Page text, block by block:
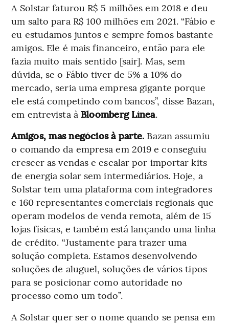
A Solstar faturou R$ 5 milhões em 2018 e deu
um salto para R$ 100 milhões em 2021. “Fábio e
eu estudamos juntos e sempre fomos bastante
amigos. Ele é mais financeiro, então para ele
fazia muito mais sentido [sair]. Mas, sem
dúvida, se o Fábio tiver de 5% a 10% do
mercado, seria uma empresa gigante porque
ele está competindo com bancos”, disse Bazan,
em entrevista à Bloomberg Línea.
Amigos, mas negócios à parte. Bazan assumiu
o comando da empresa em 2019 e conseguiu
crescer as vendas e escalar por importar kits
de energia solar sem intermediários. Hoje, a
Solstar tem uma plataforma com integradores
e 160 representantes comerciais regionais que
operam modelos de venda remota, além de 15
lojas físicas, e também está lançando uma linha
de crédito. “Justamente para trazer uma
solução completa. Estamos desenvolvendo
soluções de aluguel, soluções de vários tipos
para se posicionar como autoridade no
processo como um todo”.
A Solstar quer ser o nome quando se pensa em